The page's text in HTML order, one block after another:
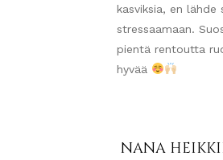
kasviksia, en lähde
stressaamaan.
pientä rentoutta
hyvää
NANA